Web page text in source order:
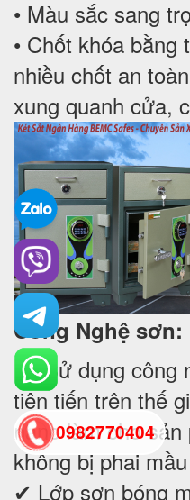
• Màu sắc sang
• Chốt khóa
nhiều chốt an
xung quanh cửa,
Công Nghệ sơn:
✔ Sử dụng công
tiên tiến trên thế
nano làm cho
không bị phai
✔ Lớp sơn bóng
0982770404